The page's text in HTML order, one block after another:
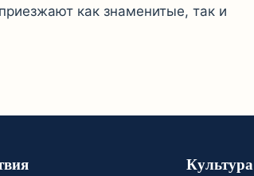
как знаменитые, так и
Культура